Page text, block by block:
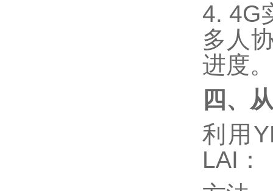
4. 4G
多人
进度。
四、
利用
LAI：